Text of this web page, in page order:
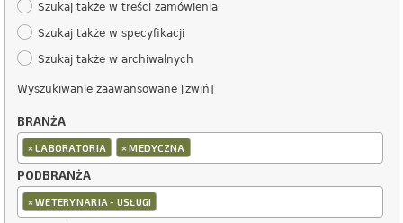
Szukaj także w treści zamówienia
Szukaj także w specyfikacji
Szukaj także w archiwalnych
Wyszukiwanie zaawansowane [zwiń]
BRANŻA
×LABORATORIA ×MEDYCZNA
PODBRANŻA
×WETERYNARIA - USŁUGI